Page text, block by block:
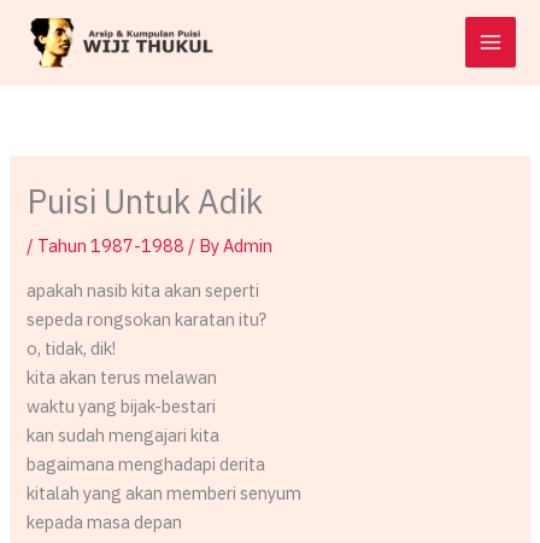
content
Puisi Untuk Adik
/ Tahun 1987-1988 / ByAdmin
apakah nasib kita akan seperti
sepeda rongsokan karatan itu?
o, tidak, dik!
kita akan terus melawan
waktu yang bijak-bestari
kan sudah mengajari kita
bagaimana menghadapi derita
kitalah yang akan memberi senyum
kepada masa depan